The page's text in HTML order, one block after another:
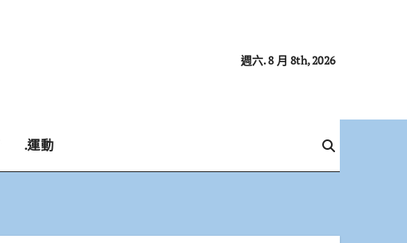
週六. 8 月 8th, 2026
.運動